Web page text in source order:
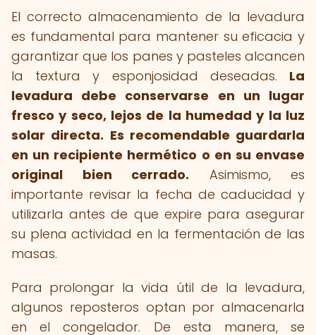
El correcto almacenamiento de la levadura
es fundamental para mantener su eficacia y
garantizar que los panes y pasteles alcancen
la textura y esponjosidad deseadas. La
levadura debe conservarse en un lugar
fresco y seco, lejos de la humedad y la luz
solar directa. Es recomendable guardarla
en un recipiente hermético o en su envase
original bien cerrado. Asimismo, es
importante revisar la fecha de caducidad y
utilizarla antes de que expire para asegurar
su plena actividad en la fermentación de las
masas.
Para prolongar la vida útil de la levadura,
algunos reposteros optan por almacenarla
en el congelador. De esta manera, se